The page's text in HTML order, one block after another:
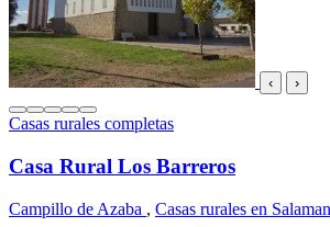
‹ ›
Casas rurales completas
Casa Rural Los Barreros
Campillo de Azaba , Casas rurales en